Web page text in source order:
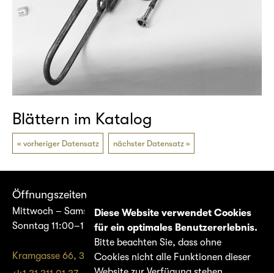
Blättern im Katalog
vorheriger Datensatz nächster Datensatz
Öffnungszeiten
Mittwoch – Samstag 14:00–17:00
Sonntag 11:00–17:00
Kramgasse 66, 3011 Bern
Diese Website verwendet Cookies
für ein optimales Benutzererlebnis.
Bitte beachten Sie, dass ohne
Cookies nicht alle Funktionen dieser